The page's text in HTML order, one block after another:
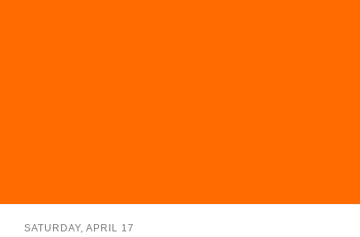
SATURDAY, APRIL 17